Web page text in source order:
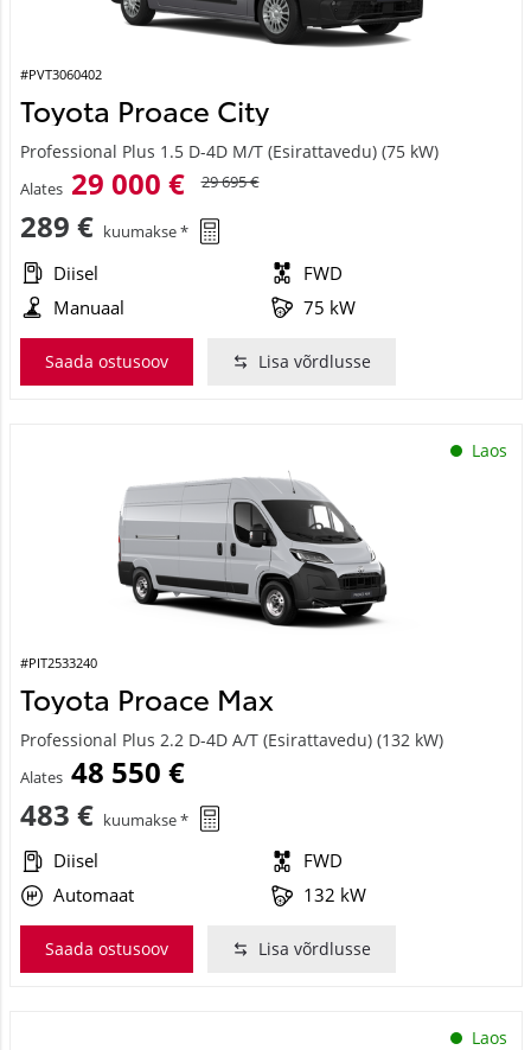
#PVT3060402
Toyota Proace City
Professional Plus 1.5 D-4D M/T (Esirattavedu) (75 kW)
Alates 29 000 € 29 695 €
289 € kuumakse *
Diisel
FWD
Manuaal
75 kW
Saada ostusoov Lisa võrdlusse
Laos
#PIT2533240
Toyota Proace Max
Professional Plus 2.2 D-4D A/T (Esirattavedu) (132 kW)
Alates 48 550 €
483 € kuumakse *
Diisel
FWD
Automaat
132 kW
Saada ostusoov Lisa võrdlusse
Laos